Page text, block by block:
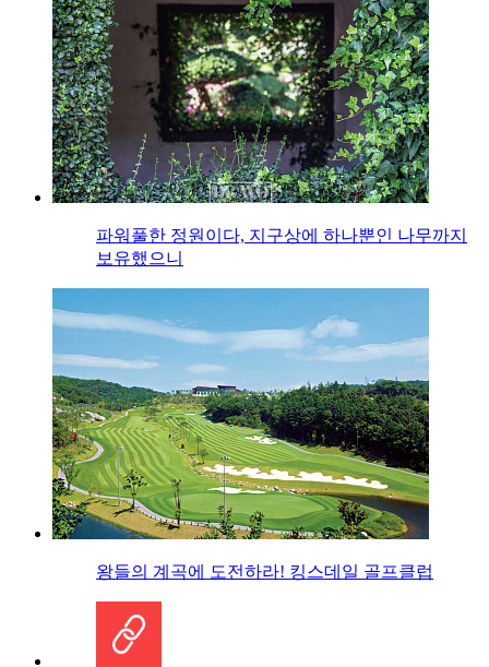
파워풀한 정원이다, 지구상에 하나뿐인 나무까지
보유했으니
왕들의 계곡에 도전하라! 킹스데일 골프클럽